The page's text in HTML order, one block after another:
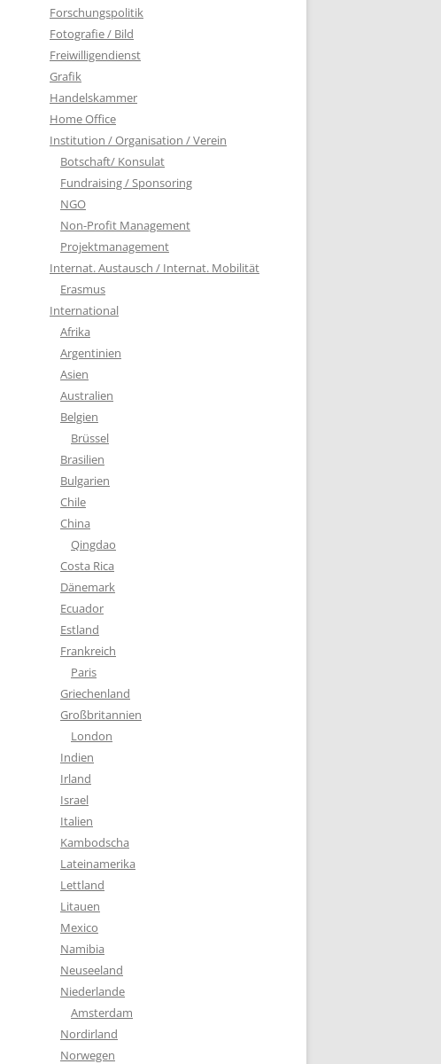
Forschungspolitik
Fotografie / Bild
Freiwilligendienst
Grafik
Handelskammer
Home Office
Institution / Organisation / Verein
Botschaft/ Konsulat
Fundraising / Sponsoring
NGO
Non-Profit Management
Projektmanagement
Internat. Austausch / Internat. Mobilität
Erasmus
International
Afrika
Argentinien
Asien
Australien
Belgien
Brüssel
Brasilien
Bulgarien
Chile
China
Qingdao
Costa Rica
Dänemark
Ecuador
Estland
Frankreich
Paris
Griechenland
Großbritannien
London
Indien
Irland
Israel
Italien
Kambodscha
Lateinamerika
Lettland
Litauen
Mexico
Namibia
Neuseeland
Niederlande
Amsterdam
Nordirland
Norwegen